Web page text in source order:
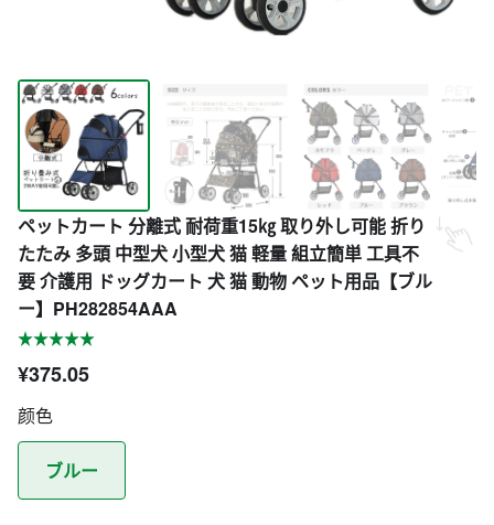
ペットカート 分離式 耐荷重15㎏ 取り外し可能 折り
たたみ 多頭 中型犬 小型犬 猫 軽量 組立簡単 工具不
要 介護用 ドッグカート 犬 猫 動物 ペット用品【ブル
ー】PH282854AAA
¥375.05
颜色
ブルー